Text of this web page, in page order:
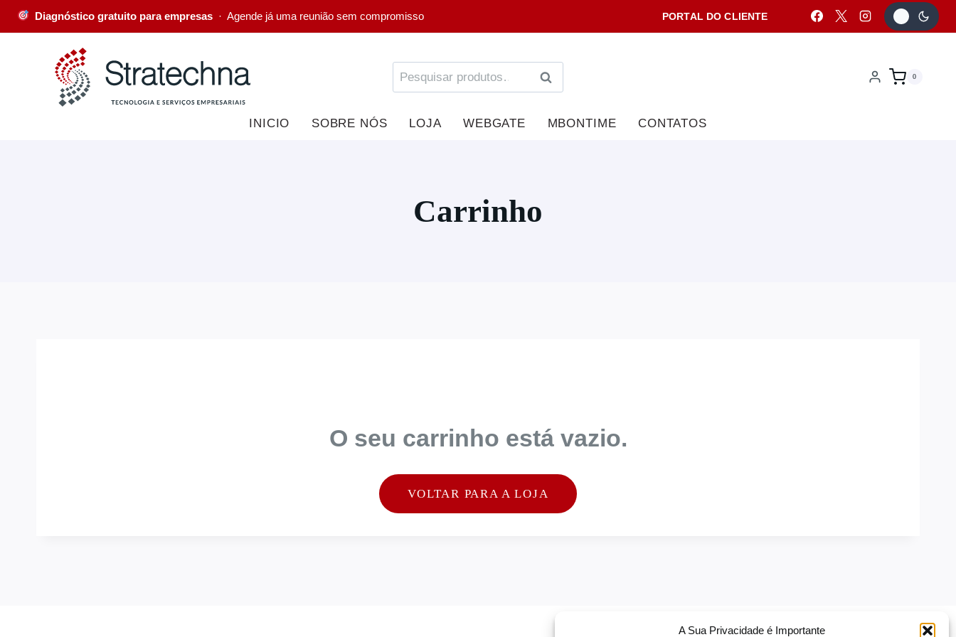
A Sua Privacidade é Importante
Diagnóstico gratuito para empresas · Agende já uma reunião sem compromisso PORTAL DO CLIENTE
PESQUISA 0
INICIO SOBRE NÓS LOJA WEBGATE MBONTIME CONTATOS
Carrinho
O seu carrinho está vazio.
VOLTAR PARA A LOJA